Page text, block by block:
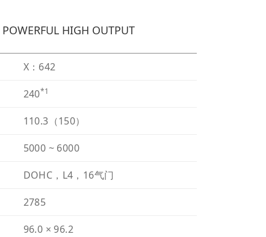
POWERFUL HIGH OUTPUT
X：642
240*1
110.3（150）
5000 ~ 6000
DOHC，L4，16气门
2785
96.0 × 96.2